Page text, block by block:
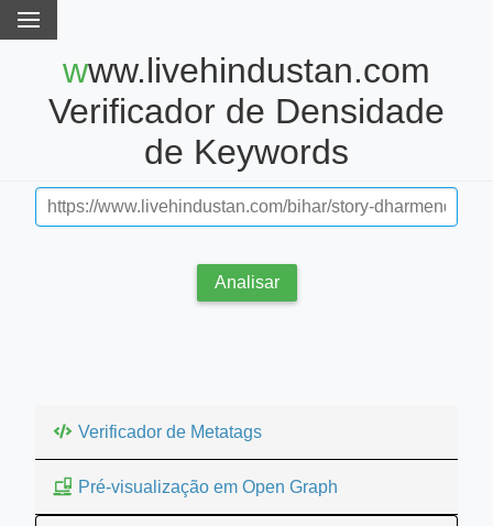
www.livehindustan.com
Verificador de Densidade
de Keywords
Analisar
Verificador de Metatags
Pré-visualização em Open Graph